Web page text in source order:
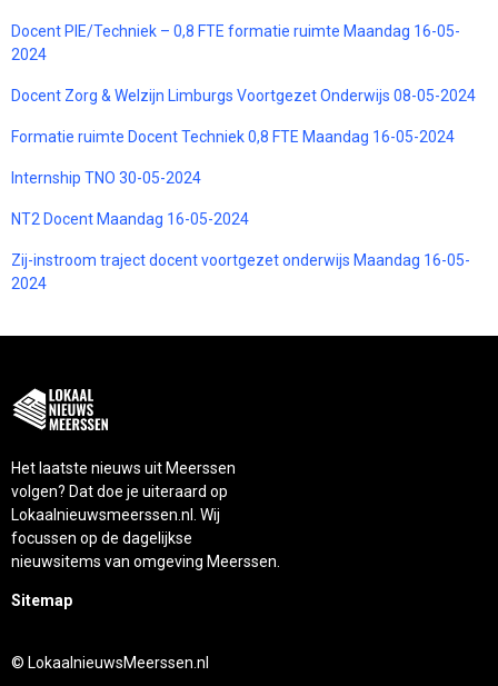
Docent PIE/Techniek – 0,8 FTE formatie ruimte Maandag 16-05-
2024
Docent Zorg & Welzijn Limburgs Voortgezet Onderwijs 08-05-2024
Formatie ruimte Docent Techniek 0,8 FTE Maandag 16-05-2024
Internship TNO 30-05-2024
NT2 Docent Maandag 16-05-2024
Zij-instroom traject docent voortgezet onderwijs Maandag 16-05-
2024
Het laatste nieuws uit Meerssen
volgen? Dat doe je uiteraard op
Lokaalnieuwsmeerssen.nl. Wij
focussen op de dagelijkse
nieuwsitems van omgeving Meerssen.
Sitemap
© LokaalnieuwsMeerssen.nl